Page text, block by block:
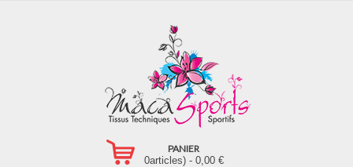
PANIER
0articles) - 0,00 €